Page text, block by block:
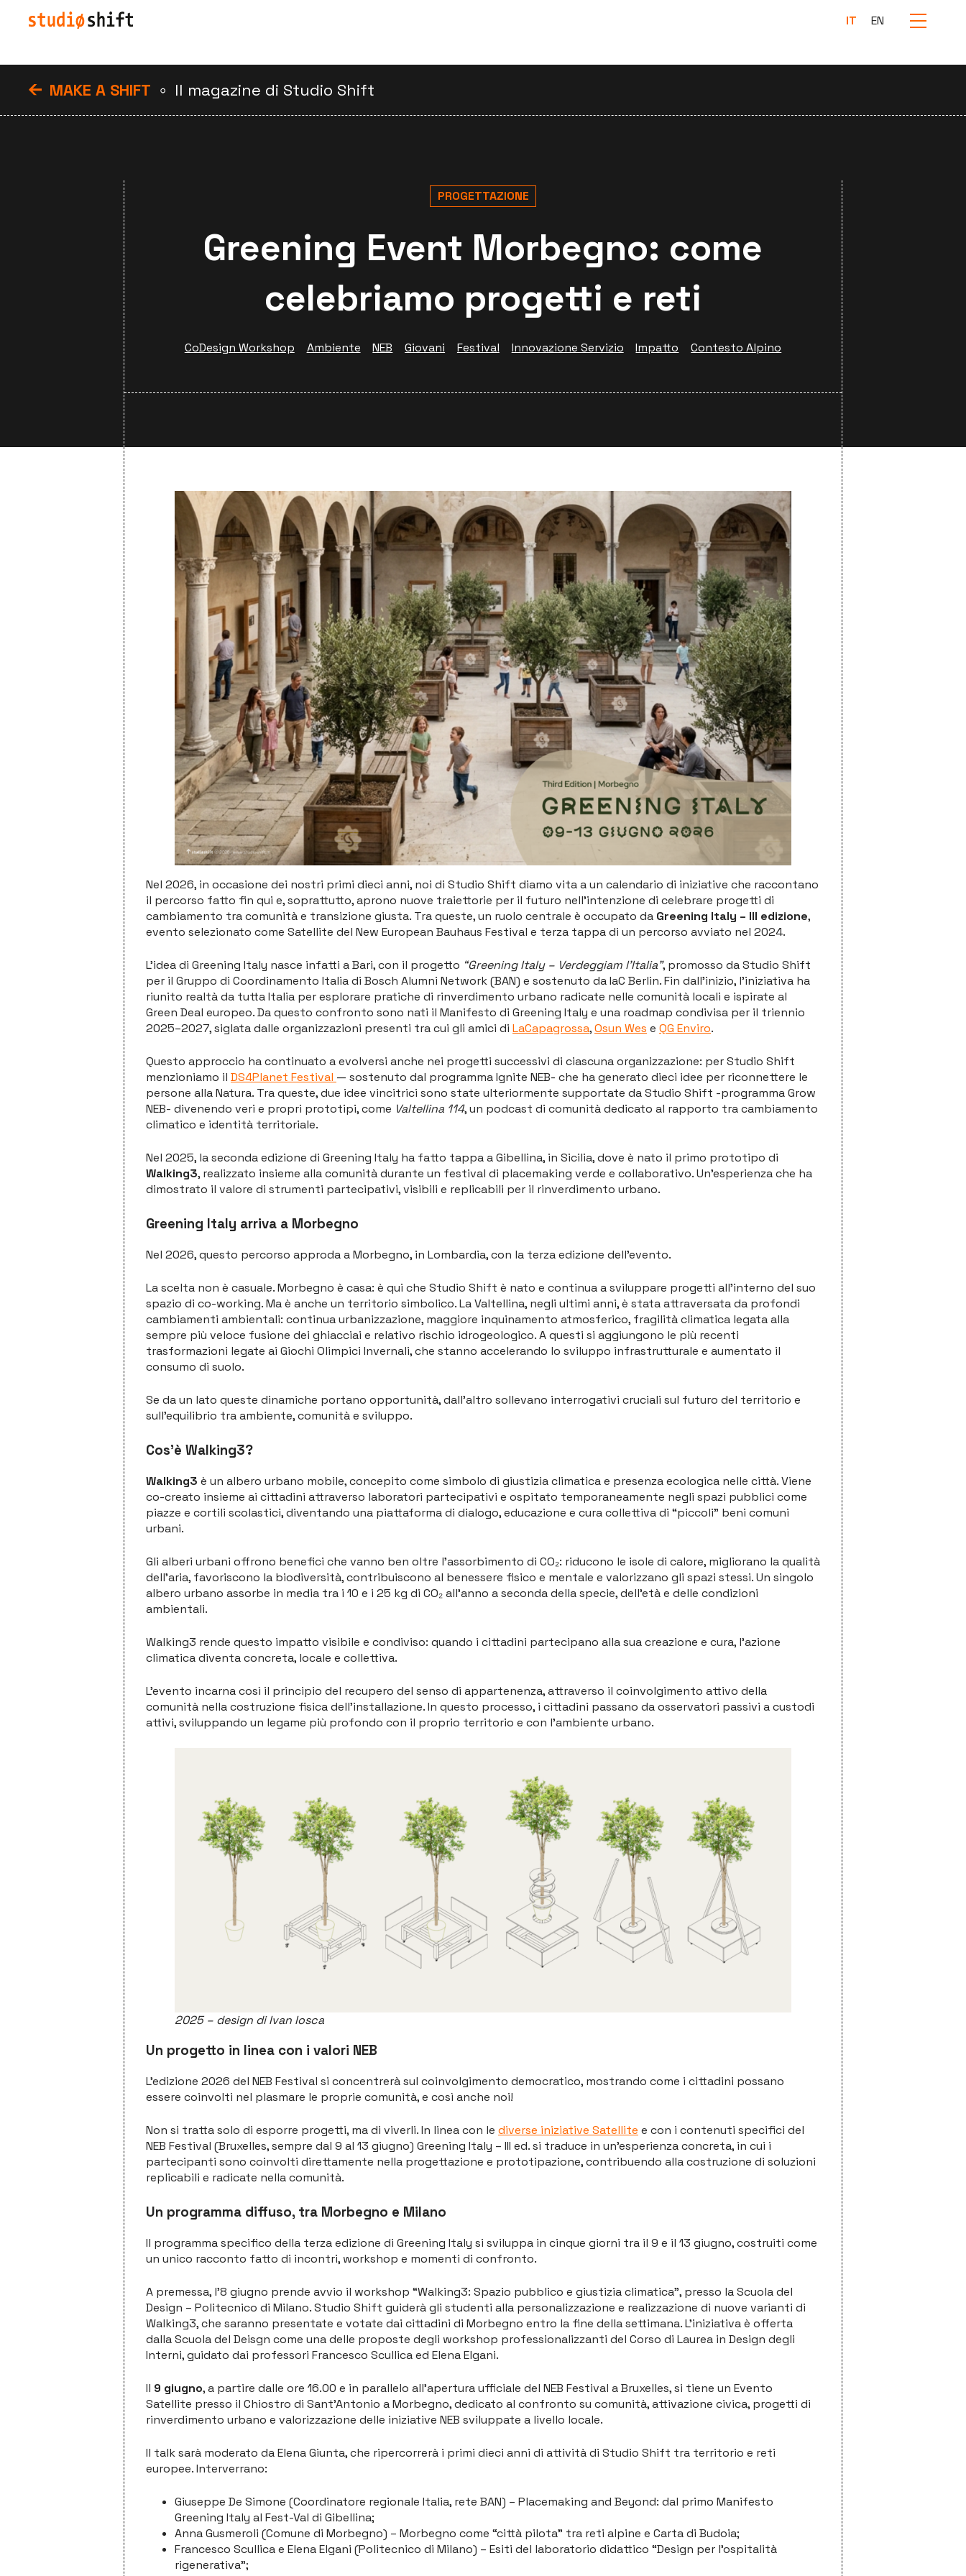
IT EN
MAKE A SHIFT Il magazine di Studio Shift
PROGETTAZIONE
Greening Event Morbegno: come
celebriamo progetti e reti
CoDesign Workshop Ambiente NEB Giovani Festival Innovazione Servizio Impatto Contesto Alpino
Nel 2026, in occasione dei nostri primi dieci anni, noi di Studio Shift diamo vita a un calendario di iniziative che raccontano
il percorso fatto fin qui e, soprattutto, aprono nuove traiettorie per il futuro nell’intenzione di celebrare progetti di
cambiamento tra comunità e transizione giusta. Tra queste, un ruolo centrale è occupato da Greening Italy – III edizione,
evento selezionato come Satellite del New European Bauhaus Festival e terza tappa di un percorso avviato nel 2024.
L’idea di Greening Italy nasce infatti a Bari, con il progetto “Greening Italy – Verdeggiam l’Italia”, promosso da Studio Shift
per il Gruppo di Coordinamento Italia di Bosch Alumni Network (BAN) e sostenuto da IaC Berlin. Fin dall’inizio, l’iniziativa ha
riunito realtà da tutta Italia per esplorare pratiche di rinverdimento urbano radicate nelle comunità locali e ispirate al
Green Deal europeo. Da questo confronto sono nati il Manifesto di Greening Italy e una roadmap condivisa per il triennio
2025–2027, siglata dalle organizzazioni presenti tra cui gli amici di LaCapagrossa,Osun Wes e QG Enviro.
Questo approccio ha continuato a evolversi anche nei progetti successivi di ciascuna organizzazione: per Studio Shift
menzioniamo il DS4Planet Festival — sostenuto dal programma Ignite NEB- che ha generato dieci idee per riconnettere le
persone alla Natura. Tra queste, due idee vincitrici sono state ulteriormente supportate da Studio Shift -programma Grow
NEB- divenendo veri e propri prototipi, come Valtellina 114, un podcast di comunità dedicato al rapporto tra cambiamento
climatico e identità territoriale.
Nel 2025, la seconda edizione di Greening Italy ha fatto tappa a Gibellina, in Sicilia, dove è nato il primo prototipo di
Walking3, realizzato insieme alla comunità durante un festival di placemaking verde e collaborativo. Un’esperienza che ha
dimostrato il valore di strumenti partecipativi, visibili e replicabili per il rinverdimento urbano.
Greening Italy arriva a Morbegno
Nel 2026, questo percorso approda a Morbegno, in Lombardia, con la terza edizione dell’evento.
La scelta non è casuale. Morbegno è casa: è qui che Studio Shift è nato e continua a sviluppare progetti all’interno del suo
spazio di co-working. Ma è anche un territorio simbolico. La Valtellina, negli ultimi anni, è stata attraversata da profondi
cambiamenti ambientali: continua urbanizzazione, maggiore inquinamento atmosferico, fragilità climatica legata alla
sempre più veloce fusione dei ghiacciai e relativo rischio idrogeologico. A questi si aggiungono le più recenti
trasformazioni legate ai Giochi Olimpici Invernali, che stanno accelerando lo sviluppo infrastrutturale e aumentato il
consumo di suolo.
Se da un lato queste dinamiche portano opportunità, dall’altro sollevano interrogativi cruciali sul futuro del territorio e
sull’equilibrio tra ambiente, comunità e sviluppo.
Cos’è Walking3?
Walking3 è un albero urbano mobile, concepito come simbolo di giustizia climatica e presenza ecologica nelle città. Viene
co-creato insieme ai cittadini attraverso laboratori partecipativi e ospitato temporaneamente negli spazi pubblici come
piazze e cortili scolastici, diventando una piattaforma di dialogo, educazione e cura collettiva di “piccoli” beni comuni
urbani.
Gli alberi urbani offrono benefici che vanno ben oltre l’assorbimento di CO₂: riducono le isole di calore, migliorano la qualità
dell’aria, favoriscono la biodiversità, contribuiscono al benessere fisico e mentale e valorizzano gli spazi stessi. Un singolo
albero urbano assorbe in media tra i 10 e i 25 kg di CO₂ all’anno a seconda della specie, dell’età e delle condizioni
ambientali.
Walking3 rende questo impatto visibile e condiviso: quando i cittadini partecipano alla sua creazione e cura, l’azione
climatica diventa concreta, locale e collettiva.
L’evento incarna così il principio del recupero del senso di appartenenza, attraverso il coinvolgimento attivo della
comunità nella costruzione fisica dell’installazione. In questo processo, i cittadini passano da osservatori passivi a custodi
attivi, sviluppando un legame più profondo con il proprio territorio e con l’ambiente urbano.
2025 – design di Ivan Iosca
Un progetto in linea con i valori NEB
L’edizione 2026 del NEB Festival si concentrerà sul coinvolgimento democratico, mostrando come i cittadini possano
essere coinvolti nel plasmare le proprie comunità, e così anche noi!
Non si tratta solo di esporre progetti, ma di viverli. In linea con le diverse iniziative Satellite e con i contenuti specifici del
NEB Festival (Bruxelles, sempre dal 9 al 13 giugno) Greening Italy – III ed. si traduce in un’esperienza concreta, in cui i
partecipanti sono coinvolti direttamente nella progettazione e prototipazione, contribuendo alla costruzione di soluzioni
replicabili e radicate nella comunità.
Un programma diffuso, tra Morbegno e Milano
Il programma specifico della terza edizione di Greening Italy si sviluppa in cinque giorni tra il 9 e il 13 giugno, costruiti come
un unico racconto fatto di incontri, workshop e momenti di confronto.
A premessa, l’8 giugno prende avvio il workshop “Walking3: Spazio pubblico e giustizia climatica”, presso la Scuola del
Design – Politecnico di Milano. Studio Shift guiderà gli studenti alla personalizzazione e realizzazione di nuove varianti di
Walking3, che saranno presentate e votate dai cittadini di Morbegno entro la fine della settimana. L’iniziativa è offerta
dalla Scuola del Deisgn come una delle proposte degli workshop professionalizzanti del Corso di Laurea in Design degli
Interni, guidato dai professori Francesco Scullica ed Elena Elgani.
Il 9 giugno, a partire dalle ore 16.00 e in parallelo all’apertura ufficiale del NEB Festival a Bruxelles, si tiene un Evento
Satellite presso il Chiostro di Sant’Antonio a Morbegno, dedicato al confronto su comunità, attivazione civica, progetti di
rinverdimento urbano e valorizzazione delle iniziative NEB sviluppate a livello locale.
Il talk sarà moderato da Elena Giunta, che ripercorrerà i primi dieci anni di attività di Studio Shift tra territorio e reti
europee. Interverrano:
Giuseppe De Simone (Coordinatore regionale Italia, rete BAN) – Placemaking and Beyond: dal primo Manifesto
Greening Italy al Fest-Val di Gibellina;
Anna Gusmeroli (Comune di Morbegno) – Morbegno come “città pilota” tra reti alpine e Carta di Budoia;
Francesco Scullica e Elena Elgani (Politecnico di Milano) – Esiti del laboratorio didattico “Design per l’ospitalità
rigenerativa”;